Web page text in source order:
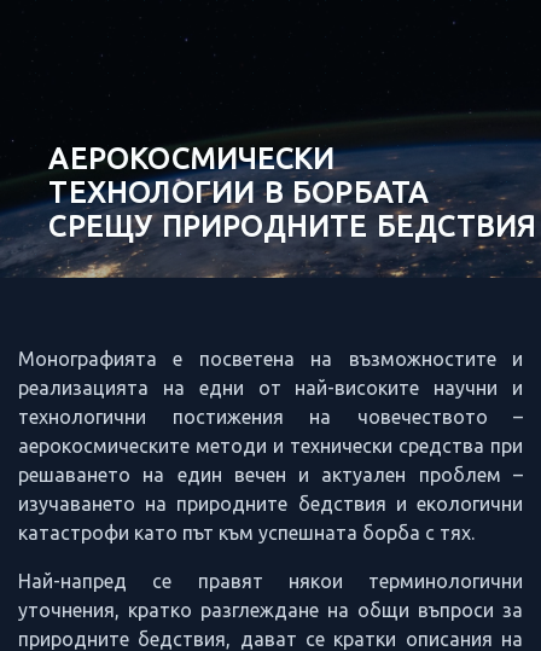
АЕРОКОСМИЧЕСКИ
ТЕХНОЛОГИИ В БОРБАТА
СРЕЩУ ПРИРОДНИТЕ БЕДСТВИЯ
Монографията е посветена на възможностите и
реализацията на едни от най-високите научни и
технологични постижения на човечеството –
аерокосмическите методи и технически средства при
решаването на един вечен и актуален проблем –
изучаването на природните бедствия и екологични
катастрофи като път към успешната борба с тях.
Най-напред се правят някои терминологични
уточнения, кратко разглеждане на общи въпроси за
природните бедствия, дават се кратки описания на